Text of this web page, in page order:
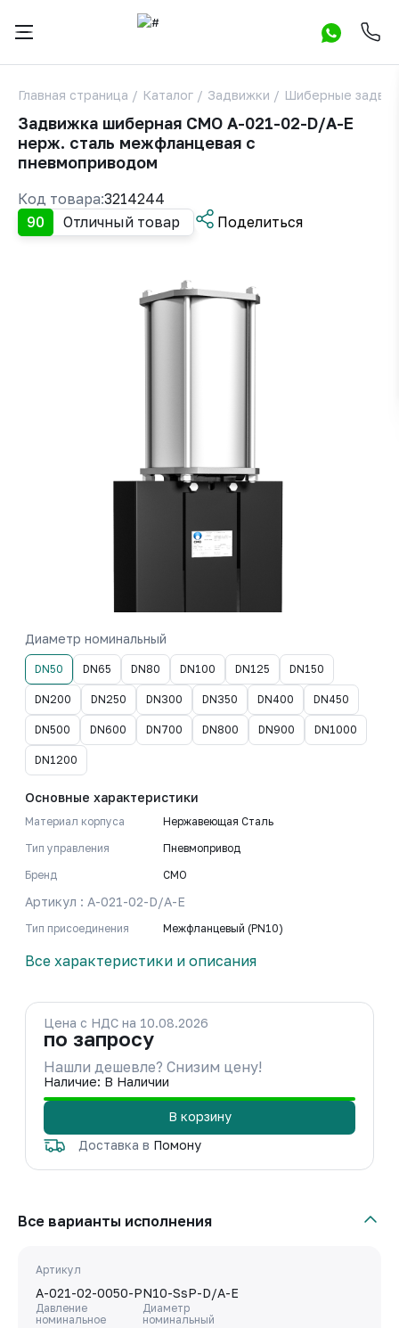
Главная страница / Каталог / Задвижки / Шиберные
Задвижка шиберная СМО A-021-02-D/A-E
нерж. сталь межфланцевая с
пневмоприводом
90 Отличный товар Поделиться
Код товара:3214244
Диаметр номинальный
DN50 DN65 DN80 DN100 DN125 DN150
DN200 DN250 DN300 DN350 DN400 DN450
DN500 DN600 DN700 DN800 DN900 DN1000
DN1200
Основные характеристики
Материал корпуса
Нержавеющая Сталь
Тип управления
Пневмопривод
Бренд
CMO
Артикул : A-021-02-D/A-E
Тип присоединения Межфланцевый (PN10)
Все характеристики и описания
Цена с НДС на 10.08.2026
по запросу
Нашли дешевле? Снизим цену!
Наличие: В Наличии
В корзину
Доставка в Помону
Все варианты исполнения
Артикул
A-021-02-0050-PN10-SsP-D/A-E
Давление
номинальное
Диаметр
номинальный